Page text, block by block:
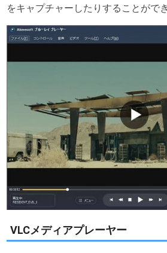
をキャプチャーしたりすることがで
VLCメディアプレーヤー